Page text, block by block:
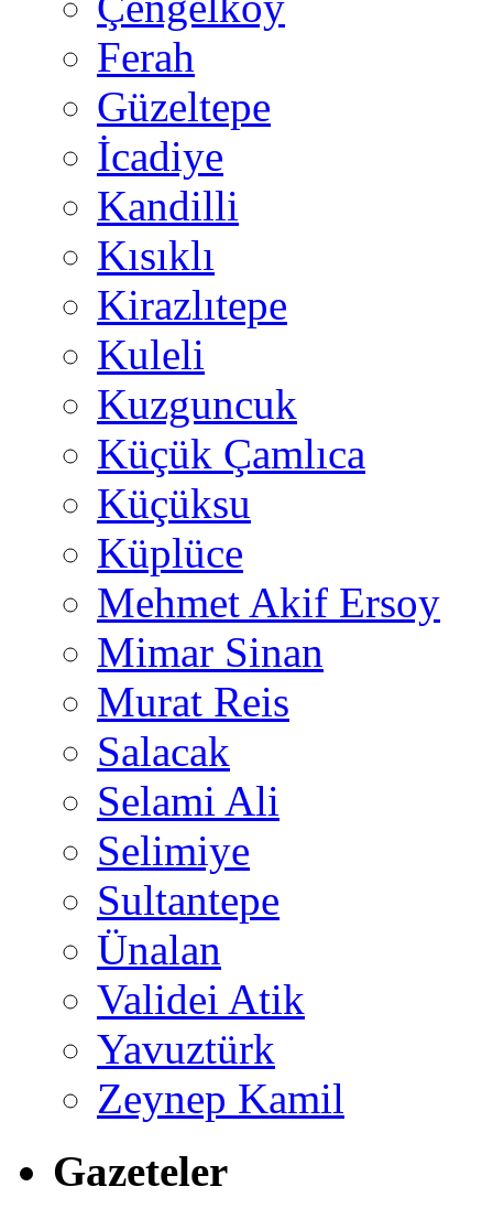
Ferah
Güzeltepe
İcadiye
Kandilli
Kısıklı
Kirazlıtepe
Kuleli
Kuzguncuk
Küçük Çamlıca
Küçüksu
Küplüce
Mehmet Akif Ersoy
Mimar Sinan
Murat Reis
Salacak
Selami Ali
Selimiye
Sultantepe
Ünalan
Validei Atik
Yavuztürk
Zeynep Kamil
Gazeteler